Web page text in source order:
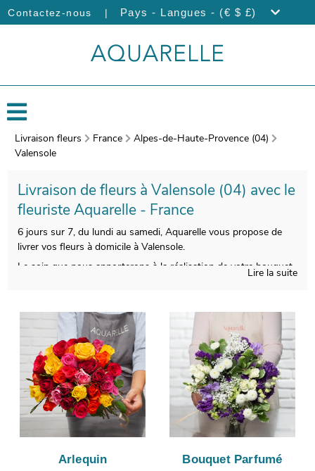
Contactez-nous | Pays - Langues - (€ $ £)
Livraison fleurs France
Alpes-de-Haute-Provence (04)
Valensole
Livraison de fleurs à Valensole (04) avec le
fleuriste Aquarelle - France
6 jours sur 7, du lundi au samedi, Aquarelle vous propose de
livrer vos fleurs à domicile à Valensole.
Le soin que nous apporterons à la réalisation de votre bouquet
bouquet sera emballé dans un porte-bouquet dédié à son
transport. Àvant de l’expédier, votre bouquet sera
photographié. Vous pourrez recevoir ensuite cette photo par e-
mail afin que vous puissiez vérifier votre composition florale.
C’est alors qu’aura lieu son envoi à Valensole. Rendez votre
cadeau plus personnel encore avec un message ou une photo
selon vos envies.
Lire la suite
Arlequin Bouquet Parfumé